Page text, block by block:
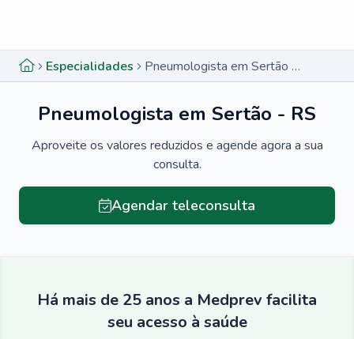
Especialidades Pneumologista em Sertão - RS
Pneumologista em Sertão - RS
Aproveite os valores reduzidos e agende agora a sua
consulta.
Agendar teleconsulta
Há mais de 25 anos a Medprev facilita
seu acesso à saúde